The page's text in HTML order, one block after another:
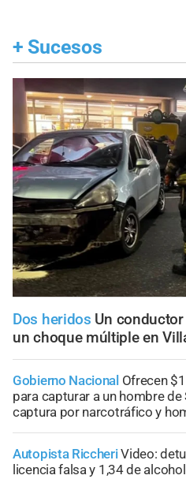
+ Sucesos
Dos heridos Un
un choque múltiple en
Gobierno Nacional Ofrecen
para capturar a un hombre
captura por narcotráfico y
Autopista RiccheriVideo:
licencia falsa y 1,34 de